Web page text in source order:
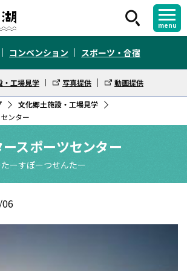
menu
コンベンション スポーツ・合宿
・工場見学 写真提供 動画提供
文化郷土施設・工場見学
ンター
スポーツセンター
ーすぽーつせんたー